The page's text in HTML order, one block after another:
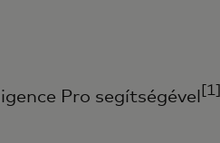
Pro segítségével [1]